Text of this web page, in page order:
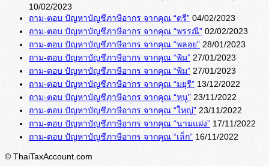
10/02/2023
ถาม-ตอบ ปัญหาบัญชีภาษีอากร จากคุณ “ตรี” 04/02/2023
ถาม-ตอบ ปัญหาบัญชีภาษีอากร จากคุณ “พรรณี” 02/02/2023
ถาม-ตอบ ปัญหาบัญชีภาษีอากร จากคุณ “พลอย” 28/01/2023
ถาม-ตอบ ปัญหาบัญชีภาษีอากร จากคุณ “พิม” 27/01/2023
ถาม-ตอบ ปัญหาบัญชีภาษีอากร จากคุณ “พิม” 27/01/2023
ถาม-ตอบ ปัญหาบัญชีภาษีอากร จากคุณ “มยุรี” 13/12/2022
ถาม-ตอบ ปัญหาบัญชีภาษีอากร จากคุณ “หนู” 23/11/2022
ถาม-ตอบ ปัญหาบัญชีภาษีอากร จากคุณ “ใหญ่” 23/11/2022
ถาม-ตอบ ปัญหาบัญชีภาษีอากร จากคุณ “นามแฝง” 17/11/2022
ถาม-ตอบ ปัญหาบัญชีภาษีอากร จากคุณ “เล็ก” 16/11/2022
© ThaiTaxAccount.com